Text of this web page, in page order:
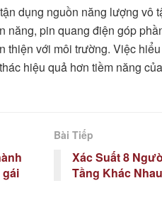
dụng nguồn năng lượng vô
pin quang điện góp
với môi trường. Việc
hiệu quả hơn tiềm năng
gái
Bài Tiếp
Xác Suất 8
Tầng Khác Nhau